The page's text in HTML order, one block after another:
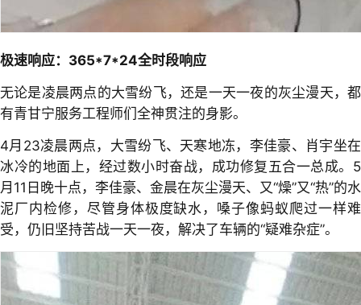
极速响应：365*7*24全时段响应
无论是凌晨两点的大雪纷飞，还是一天一夜的灰尘漫天，都
有青甘宁服务工程师们全神贯注的身影。
4月23凌晨两点，大雪纷飞、天寒地冻，李佳豪、肖宇坐在
冰冷的地面上，经过数小时奋战，成功修复五合一总成。5
月11日晚十点，李佳豪、金晨在灰尘漫天、又“燥”又“热”的水
泥厂内检修，尽管身体极度缺水，嗓子像蚂蚁爬过一样难
受，仍旧坚持苦战一天一夜，解决了车辆的“疑难杂症”。